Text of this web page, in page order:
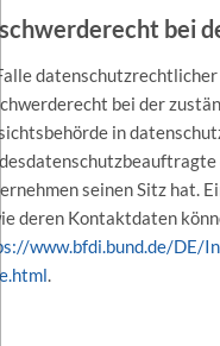
bei
bei der
in
seinen Sitz hat.
deren Kontaktdaten
www.bfdi.bund.de/DE/
.